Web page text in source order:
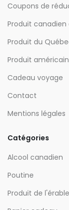
Coupons de
Produit canadien
Produit du
Produit
Cadeau voyage
Contact
Mentions légales
Catégories
Alcool canadien
Poutine
Produit de l'érable